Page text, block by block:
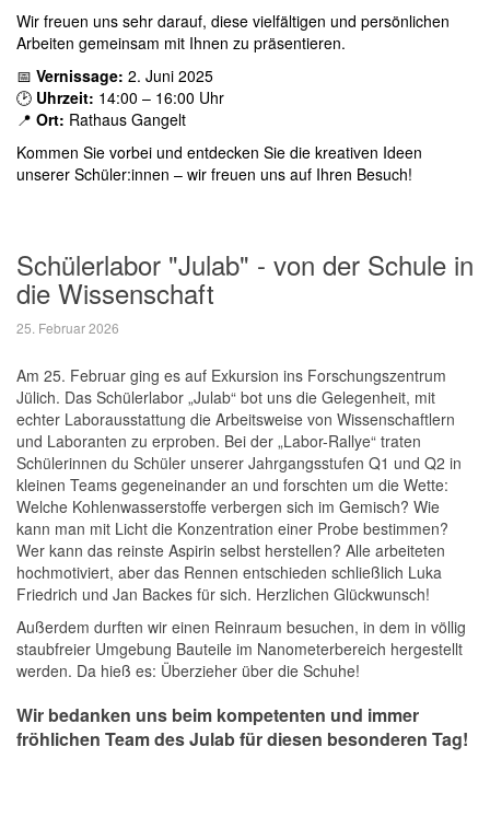
Wir freuen uns sehr darauf, diese vielfältigen und persönlichen
Arbeiten gemeinsam mit Ihnen zu präsentieren.
📅 Vernissage: 2. Juni 2025
🕑 Uhrzeit: 14:00 – 16:00 Uhr
📍 Ort: Rathaus Gangelt
Kommen Sie vorbei und entdecken Sie die kreativen Ideen
unserer Schüler:innen – wir freuen uns auf Ihren Besuch!
Schülerlabor "Julab" - von der Schule in
die Wissenschaft
25. Februar 2026
Am 25. Februar ging es auf Exkursion ins Forschungszentrum
Jülich. Das Schülerlabor „Julab“ bot uns die Gelegenheit, mit
echter Laborausstattung die Arbeitsweise von Wissenschaftlern
und Laboranten zu erproben. Bei der „Labor-Rallye“ traten
Schülerinnen du Schüler unserer Jahrgangsstufen Q1 und Q2 in
kleinen Teams gegeneinander an und forschten um die Wette:
Welche Kohlenwasserstoffe verbergen sich im Gemisch? Wie
kann man mit Licht die Konzentration einer Probe bestimmen?
Wer kann das reinste Aspirin selbst herstellen? Alle arbeiteten
hochmotiviert, aber das Rennen entschieden schließlich Luka
Friedrich und Jan Backes für sich. Herzlichen Glückwunsch!
Außerdem durften wir einen Reinraum besuchen, in dem in völlig
staubfreier Umgebung Bauteile im Nanometerbereich hergestellt
werden. Da hieß es: Überzieher über die Schuhe!
Wir bedanken uns beim kompetenten und immer
fröhlichen Team des Julab für diesen besonderen Tag!